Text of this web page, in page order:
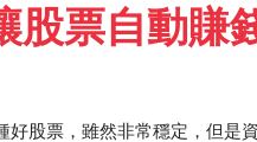
股票自動賺
好股票，雖然非常穩定，但是